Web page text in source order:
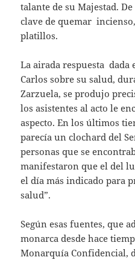
talante de su Majestad.
clave de quemar
platillos.
La airada respuesta dada
Carlos sobre su salud,
Zarzuela, se produjo
los asistentes al acto le
aspecto. En los últimos
parecía un clochard del
personas que se
manifestaron que el del
el día más indicado para
salud”.
Según esas fuentes, que
monarca desde hace
Monarquía Confidencial,